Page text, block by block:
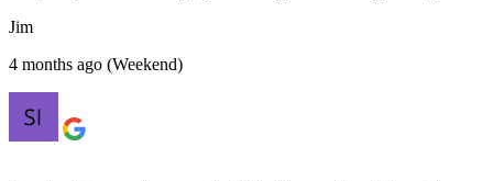
Jim
4 months ago (Weekend)